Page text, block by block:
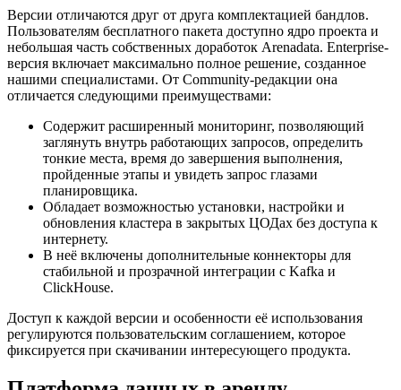
Версии отличаются друг от друга комплектацией бандлов.
Пользователям бесплатного пакета доступно ядро проекта и
небольшая часть собственных доработок Arenadata. Enterprise-
версия включает максимально полное решение, созданное
нашими специалистами. От Community-редакции она
отличается следующими преимуществами:
Содержит расширенный мониторинг, позволяющий
заглянуть внутрь работающих запросов, определить
тонкие места, время до завершения выполнения,
пройденные этапы и увидеть запрос глазами
планировщика.
Обладает возможностью установки, настройки и
обновления кластера в закрытых ЦОДах без доступа к
интернету.
В неё включены дополнительные коннекторы для
стабильной и прозрачной интеграции с Kafka и
ClickHouse.
Доступ к каждой версии и особенности её использования
регулируются пользовательским соглашением, которое
фиксируется при скачивании интересующего продукта.